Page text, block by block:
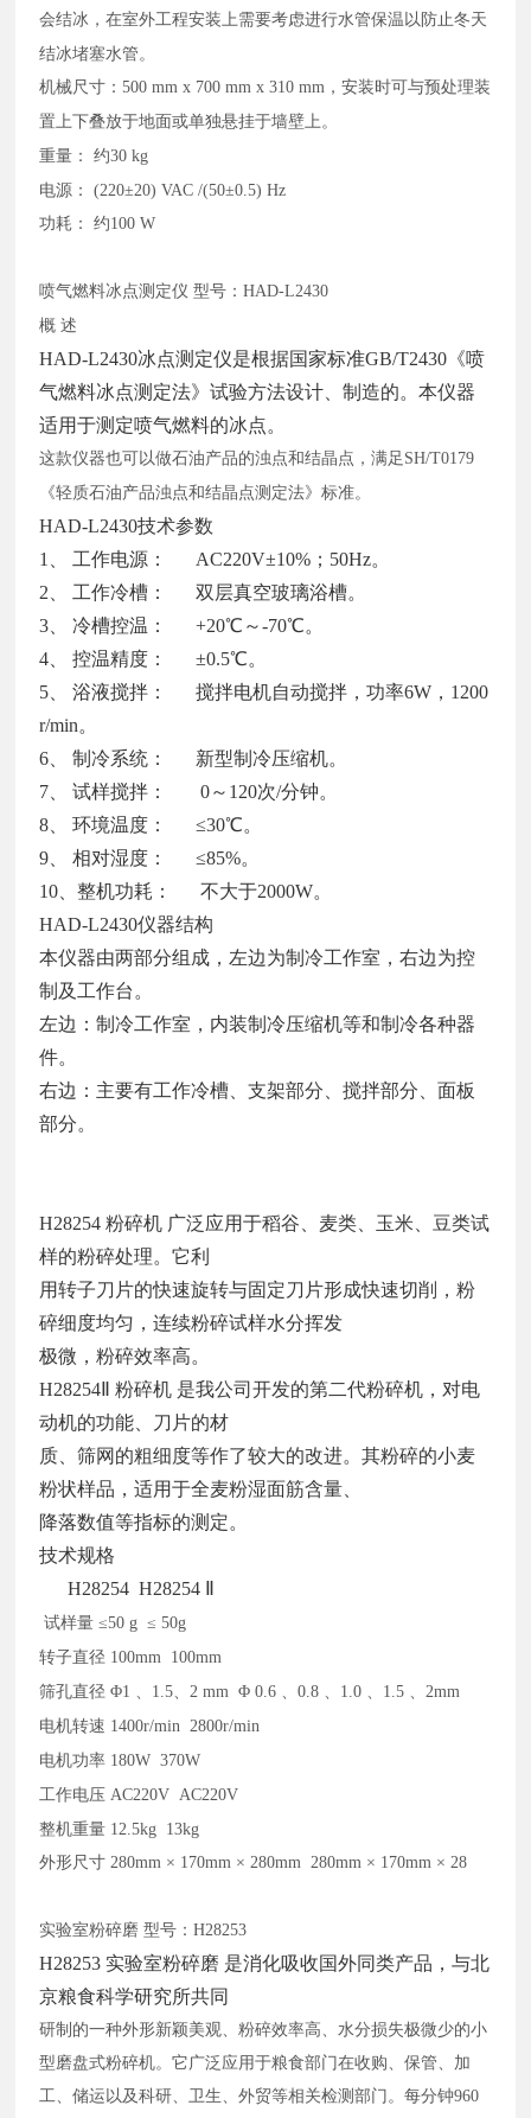
会结冰，在室外工程安装上需要考虑进行水管保温以防止冬天
结冰堵塞水管。
机械尺寸：500 mm x 700 mm x 310 mm，安装时可与预处理装
置上下叠放于地面或单独悬挂于墙壁上。
重量：
约30 kg
电源：
(220±20) VAC /(50±0.5) Hz
功耗：
约100 W
喷气燃料冰点测定仪 型号：HAD-L2430
概 述
HAD-L2430冰点测定仪是根据国家标准GB/T2430《喷
气燃料冰点测定法》试验方法设计、制造的。本仪器
适用于测定喷气燃料的冰点。
这款仪器也可以做石油产品的浊点和结晶点，满足 SH/T0179
《轻质石油产品浊点和结晶点测定法》标准。
HAD-L2430技术参数
1、 工作电源： AC220V±10%；50Hz。
2、 工作冷槽： 双层真空玻璃浴槽。
3、 冷槽控温： +20℃～-70℃。
4、 控温精度： ±0.5℃。
5、 浴液搅拌： 搅拌电机自动搅拌，功率6W，1200
r/min。
6、 制冷系统： 新型制冷压缩机。
7、 试样搅拌： 0～120次/分钟。
8、 环境温度： ≤30℃。
9、 相对湿度： ≤85%。
10、整机功耗： 不大于2000W。
HAD-L2430仪器结构
本仪器由两部分组成，左边为制冷工作室，右边为控
制及工作台。
左边：制冷工作室，内装制冷压缩机等和制冷各种器
件。
右边：主要有工作冷槽、支架部分、搅拌部分、面板
部分。
H28254 粉碎机 广泛应用于稻谷、麦类、玉米、豆类试
样的粉碎处理。它利
用转子刀片的快速旋转与固定刀片形成快速切削，粉
碎细度均匀，连续粉碎试样水分挥发
极微，粉碎效率高。
H28254Ⅱ 粉碎机 是我公司开发的第二代粉碎机，对电
动机的功能、刀片的材
质、筛网的粗细度等作了较大的改进。其粉碎的小麦
粉状样品，适用于全麦粉湿面筋含量、
降落数值等指标的测定。
技术规格
H28254 H28254 Ⅱ
试样量 ≤50 g ≤ 50g
转子直径 100mm 100mm
筛孔直径 Φ1 、1.5、2 mm Φ 0.6 、0.8 、1.0 、1.5 、2mm
电机转速 1400r/min 2800r/min
电机功率 180W 370W
工作电压 AC220V AC220V
整机重量 12.5kg 13kg
外形尺寸 280mm × 170mm × 280mm 280mm × 170mm × 28
实验室粉碎磨 型号：H28253
H28253 实验室粉碎磨 是消化吸收国外同类产品，与北
京粮食科学研究所共同
研制的一种外形新颖美观、粉碎效率高、水分损失极微少的小
型磨盘式粉碎机。它广泛应用于粮食部门在收购、保管、加
工、储运以及科研、卫生、外贸等相关检测部门。每分钟960